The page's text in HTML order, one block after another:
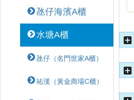
氹仔海濱A櫃
水塘A櫃
氹仔（名門世家A櫃）
祐漢（黃金商場C櫃）